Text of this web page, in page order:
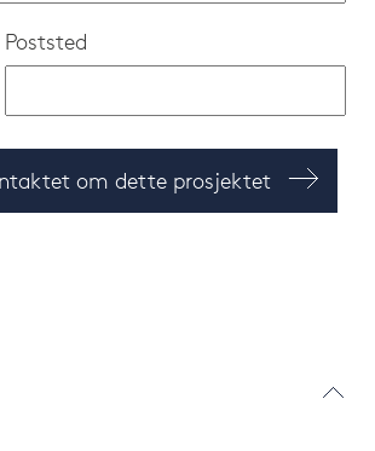
Poststed
om dette prosjektet